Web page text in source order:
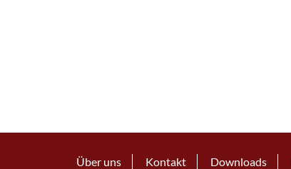
Über uns Kontakt Downloads